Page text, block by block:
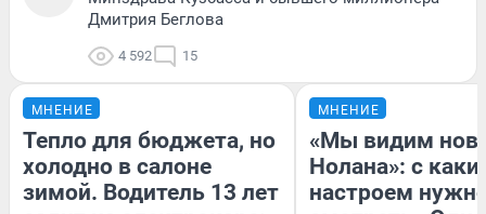
Дмитрия Беглова
4 592 15
МНЕНИЕ
Тепло для бюджета, но
холодно в салоне
зимой. Водитель 13 лет
МНЕНИЕ
«Мы видим
Нолана»: с
настроем